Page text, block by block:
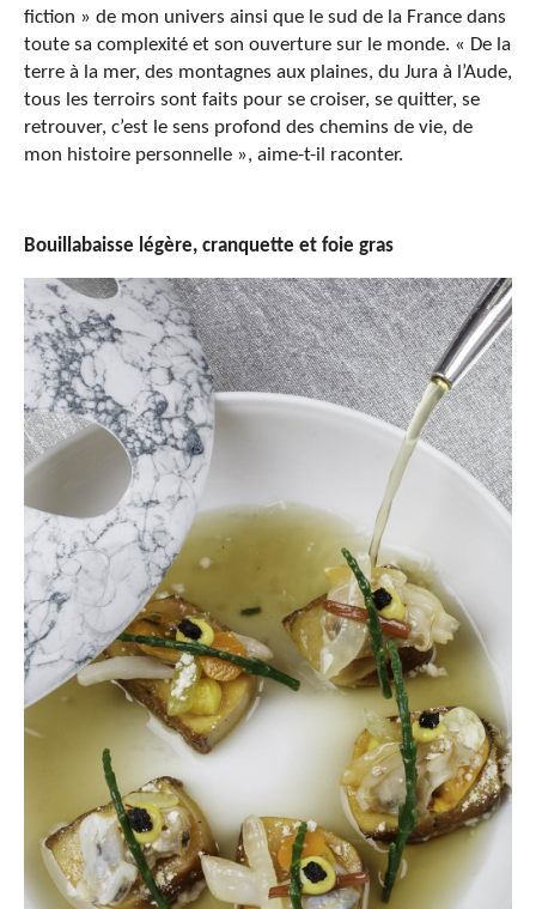
fiction » de mon univers ainsi que le sud de la France dans
toute sa complexité et son ouverture sur le monde. « De la
terre à la mer, des montagnes aux plaines, du Jura à l’Aude,
tous les terroirs sont faits pour se croiser, se quitter, se
retrouver, c’est le sens profond des chemins de vie, de
mon histoire personnelle », aime-t-il raconter.
Bouillabaisse légère, cranquette et foie gras